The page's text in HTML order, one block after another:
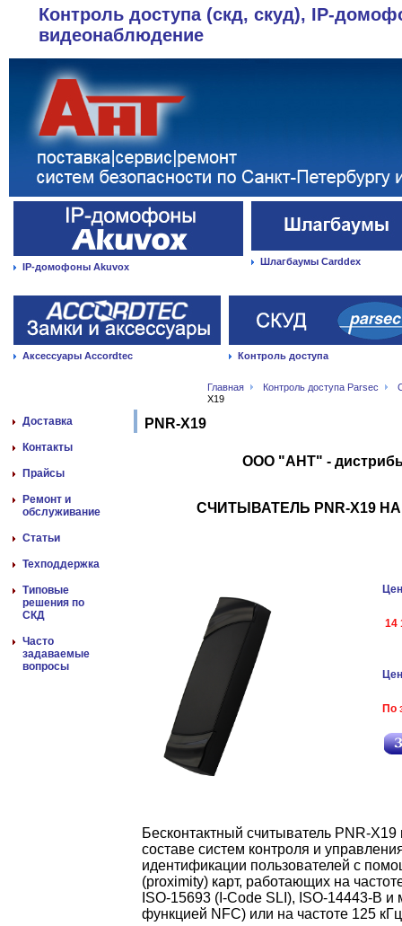
Контроль доступа (скд, скуд), IP-
видеонаблюдение
IP-домофоны Akuvox Шлагбаумы Carddex
Аксессуары Accordtec Контроль доступа
Главная Контроль доступа Parsec
X19
Доставка
Контакты
Прайсы
Ремонт и
обслуживание
Статьи
Техподдержка
Типовые
решения по
СКД
Часто
задаваемые
вопросы
PNR-X19
ООО "АНТ" -
СЧИТЫВАТЕЛЬ PNR-X19
14
По
Бесконтактный считыватель PNR-
составе систем контроля и
идентификации пользователей с
(proximity) карт, работающих на
ISO-15693 (I-Code SLI), ISO-14443-B
функцией NFC) или на частоте 125